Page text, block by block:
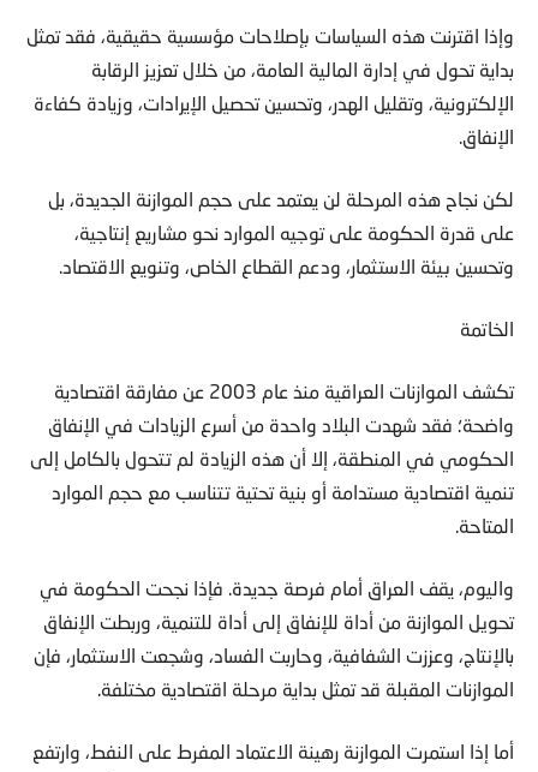
وإذا اقترنت هذه السياسات بإصلاحات مؤسسية حقيقية، فقد تمثل
بداية تحول في إدارة المالية العامة، من خلال تعزيز الرقابة
الإلكترونية، وتقليل الهدر، وتحسين تحصيل الإيرادات، وزيادة كفاءة
الإنفاق.
لكن نجاح هذه المرحلة لن يعتمد على حجم الموازنة الجديدة، بل
على قدرة الحكومة على توجيه الموارد نحو مشاريع إنتاجية،
وتحسين بيئة الاستثمار، ودعم القطاع الخاص، وتنويع الاقتصاد.
الخاتمة
تكشف الموازنات العراقية منذ عام 2003 عن مفارقة اقتصادية
واضحة؛ فقد شهدت البلاد واحدة من أسرع الزيادات في الإنفاق
الحكومي في المنطقة، إلا أن هذه الزيادة لم تتحول بالكامل إلى
تنمية اقتصادية مستدامة أو بنية تحتية تتناسب مع حجم الموارد
المتاحة.
واليوم، يقف العراق أمام فرصة جديدة. فإذا نجحت الحكومة في
تحويل الموازنة من أداة للإنفاق إلى أداة للتنمية، وربطت الإنفاق
بالإنتاج، وعززت الشفافية، وحاربت الفساد، وشجعت الاستثمار، فإن
الموازنات المقبلة قد تمثل بداية مرحلة اقتصادية مختلفة.
أما إذا استمرت الموازنة رهينة الاعتماد المفرط على النفط، وارتفع